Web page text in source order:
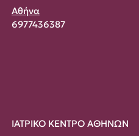
Αθήνα
6977436387
ΙΑΤΡΙΚΟ ΚΕΝΤΡΟ ΑΘΗΝΩΝ